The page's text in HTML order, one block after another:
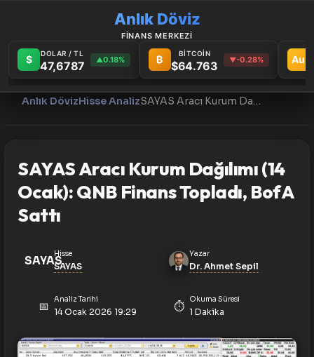
Anlık Döviz
FİNANS MERKEZİ
$ DOLAR / TL
47,6787 ▲0.18% ₿ BİTCOİN
$64.763 ▼-0.28% Au
Anlık DövizHisse Analiz SAYAS Aracı Kurum Dağılımı (14 Ocak): QNB Finans Topladı, BofA Sattı
SAYAS Aracı Kurum Dağılımı (14
Ocak): QNB Finans Topladı, BofA
Sattı
SAYAS
Hisse
SAYAS
Yazar
Dr. Ahmet Sepil
📅
Analiz Tarihi
14 Ocak 2026 19:29 ⏱️
Okuma Süresi
1 Dakika